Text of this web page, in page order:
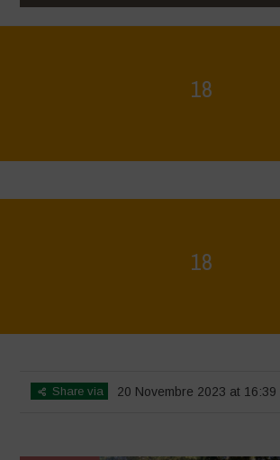
18
18
Share via 20 Novembre 2023 at 16:39